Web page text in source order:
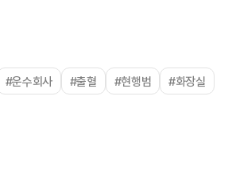
#운수회사 #출혈 #현행범 #화장실